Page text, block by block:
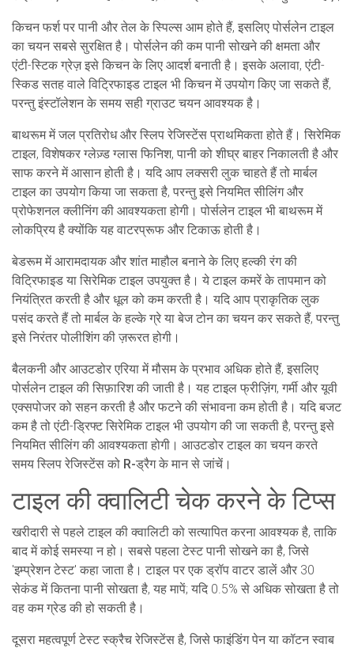
किचन फर्श पर पानी और तेल के स्पिल्स आम होते हैं, इसलिए पोर्सलेन टाइल
का चयन सबसे सुरक्षित है। पोर्सलेन की कम पानी सोखने की क्षमता और
एंटी-स्टिक ग्रेज़ इसे किचन के लिए आदर्श बनाती है। इसके अलावा, एंटी-
स्किड सतह वाले विट्रिफाइड टाइल भी किचन में उपयोग किए जा सकते हैं,
परन्तु इंस्टॉलेशन के समय सही ग्राउट चयन आवश्यक है।
बाथरूम में जल प्रतिरोध और स्लिप रेजिस्टेंस प्राथमिकता होते हैं। सिरेमिक
टाइल, विशेषकर ग्लेज़्ड ग्लास फिनिश, पानी को शीघ्र बाहर निकालती है और
साफ करने में आसान होती है। यदि आप लक्सरी लुक चाहते हैं तो मार्बल
टाइल का उपयोग किया जा सकता है, परन्तु इसे नियमित सीलिंग और
प्रोफेशनल क्लीनिंग की आवश्यकता होगी। पोर्सलेन टाइल भी बाथरूम में
लोकप्रिय है क्योंकि यह वाटरप्रूफ और टिकाऊ होती है।
बेडरूम में आरामदायक और शांत माहौल बनाने के लिए हल्की रंग की
विट्रिफाइड या सिरेमिक टाइल उपयुक्त है। ये टाइल कमरें के तापमान को
नियंत्रित करती है और धूल को कम करती है। यदि आप प्राकृतिक लुक
पसंद करते हैं तो मार्बल के हल्के ग्रे या बेज टोन का चयन कर सकते हैं, परन्तु
इसे निरंतर पोलीशिंग की ज़रूरत होगी।
बैलकनी और आउटडोर एरिया में मौसम के प्रभाव अधिक होते हैं, इसलिए
पोर्सलेन टाइल की सिफ़ारिश की जाती है। यह टाइल फ्रीज़िंग, गर्मी और यूवी
एक्सपोजर को सहन करती है और फटने की संभावना कम होती है। यदि बजट
कम है तो एंटी-ड्रिफ्ट सिरेमिक टाइल भी उपयोग की जा सकती है, परन्तु इसे
नियमित सीलिंग की आवश्यकता होगी। आउटडोर टाइल का चयन करते
समय स्लिप रेजिस्टेंस को R-ड्रैगके मान से जांचें।
टाइल की क्वालिटी चेक करने के टिप्स
खरीदारी से पहले टाइल की क्वालिटी को सत्यापित करना आवश्यक है, ताकि
बाद में कोई समस्या न हो। सबसे पहला टेस्ट पानी सोखने का है, जिसे
'इम्प्रेशन टेस्ट' कहा जाता है। टाइल पर एक ड्रॉप वाटर डालें और 30
सेकंड में कितना पानी सोखता है, यह मापें; यदि 0.5% से अधिक सोखता है तो
वह कम ग्रेड की हो सकती है।
दूसरा महत्वपूर्ण टेस्ट स्क्रैच रेजिस्टेंस है, जिसे फाइंडिंग पेन या कॉटन स्वाब